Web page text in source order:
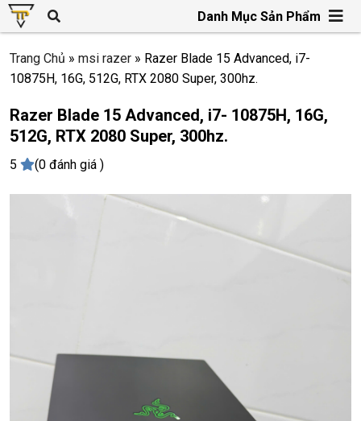
Danh Mục Sản Phẩm
Trang Chủ » msi razer » Razer Blade 15 Advanced, i7-
10875H, 16G, 512G, RTX 2080 Super, 300hz.
Razer Blade 15 Advanced, i7- 10875H, 16G,
512G, RTX 2080 Super, 300hz.
5 (0 đánh giá )